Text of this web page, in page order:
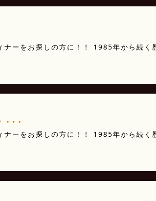
ナーをお探しの方に！！ 1985年から続く
･･･
ナーをお探しの方に！！ 1985年から続く